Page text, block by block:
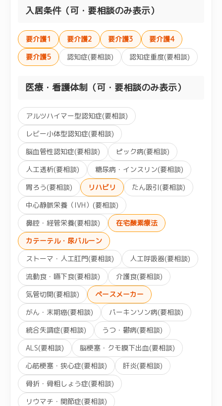
入居条件（可・要相談のみ表示）
要介護1 要介護2 要介護3
要介護4
要介護5
認知症(要相談) 認知症重度(要相談)
医療・看護体制（可・要相談のみ表示）
アルツハイマー型認知症(要相談)
レビー小体型認知症(要相談)
脳血管性認知症(要相談)
ピック病(要相談)
人工透析(要相談)
糖尿病・インスリン(要相談)
胃ろう(要相談)
リハビリ
たん吸引(要相談)
中心静脈栄養（IVH）(要相談)
鼻腔・経管栄養(要相談)
在宅酸素療法
カテーテル・尿バルーン
ストーマ・人工肛門(要相談)
人工呼吸器(要相談)
流動食・嚥下食(要相談)
介護食(要相談)
気管切開(要相談)
ペースメーカー
がん・末期癌(要相談)
パーキンソン病(要相談)
統合失調症(要相談)
うつ・鬱病(要相談)
ALS(要相談)
脳梗塞・クモ膜下出血(要相談)
心筋梗塞・狭心症(要相談)
肝炎(要相談)
骨折・骨粗しょう症(要相談)
リウマチ・関節症(要相談)